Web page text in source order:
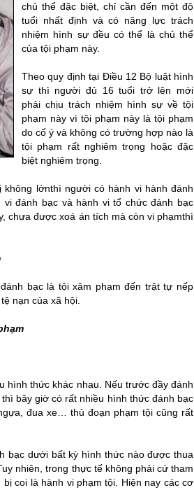
chủ thể đặc biệt, chỉ cần đến một độ
tuổi nhất định và có năng lực trách
nhiệm hình sự đều có thể là chủ thể
của tội phạm này.
Theo quy định tại Điều 12 Bộ luật hình
sự thì người đủ 16 tuổi trở lên mới
phải chịu trách nhiệm hình sự về tội
phạm này vì tội phạm này là tội phạm
do cố ý và không có trường hợp nào là
tội phạm rất nghiêm trọng hoặc đặc
biệt nghiêm trọng.
lớnthì người có hành vi hành đánh
đánh bạc và hành vi tổ chức đánh bạc
chưa được xoá án tích mà còn vi phạmthì
bạc là tội xâm phạm đến trật tự nếp
nạn của xã hội.
hình thức khác nhau. Nếu trước đầy đánh
bây giờ có rất nhiều hình thức đánh bạc
đua xe… thủ đoạn phạm tội cũng rất
bạc dưới bất kỳ hình thức nào được thua
nhiên, trong thực tế không phải cứ tham
coi là hành vi phạm tội. Hiện nay các cơ